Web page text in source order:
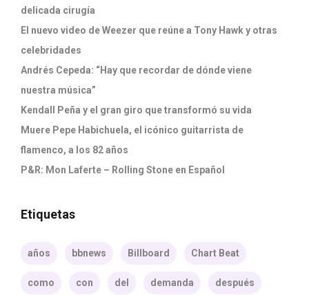
delicada cirugía
El nuevo video de Weezer que reúne a Tony Hawk y otras
celebridades
Andrés Cepeda: “Hay que recordar de dónde viene
nuestra música”
Kendall Peña y el gran giro que transformó su vida
Muere Pepe Habichuela, el icónico guitarrista de
flamenco, a los 82 años
P&R: Mon Laferte – Rolling Stone en Español
Etiquetas
años bbnews Billboard Chart Beat
como con del demanda después